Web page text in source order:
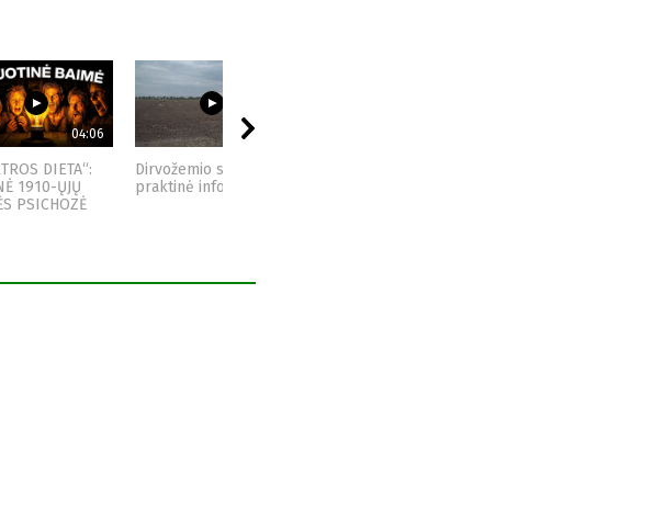
04:06
DIETA“:
1910-ŲJŲ
PSICHOZĖ
03:23
Dirvožemio sveikata -
praktinė informacija